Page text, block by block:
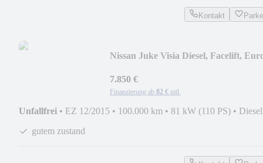
Kontakt
Nissan Juke Visia Diesel, Facelift,
7.850 €
Finanzierung ab 82 € mtl.
Unfallfrei • EZ 12/2015 • 100.000 km • 81 kW (110 PS) • Diesel
gutem zustand